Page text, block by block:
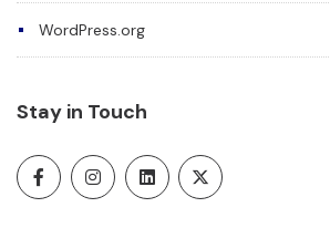
WordPress.org
Stay in Touch